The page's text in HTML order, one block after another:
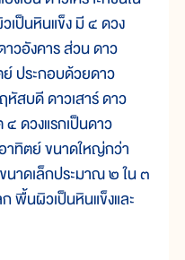
ป็นหินแข็ง มี ๔ ดวง
วอังคาร ส่วน ดาว
ประกอบด้วยดาว
หัสบดี ดาวเสาร์ ดาว
๔ ดวงแรกเป็นดาว
าทิตย์ ขนาดใหญ่กว่า
นาดเล็กประมาณ ๒ ใน ๓
พื้นผิวเป็นหินแข็งและ